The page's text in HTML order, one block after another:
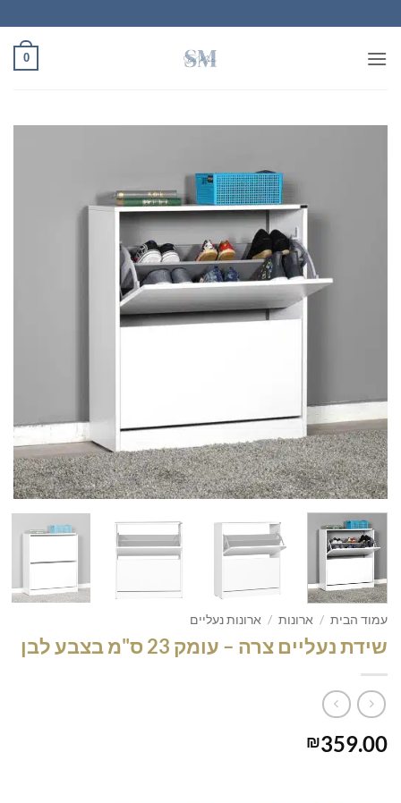
to
content
0
עמוד הבית / ארונות / ארונות נעליים
שידת נעליים צרה – עומק 23 ס"מ בצבע לבן
₪359.00